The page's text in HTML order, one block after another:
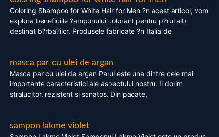
Coloring Shampoo for White Hair for Men ?n acest articol, vom
explora beneficiile ?amponului colorant pentru p?rul alb
destinat b?rba?ilor. Produsele fabricate ?n Italia de
masca par cu ulei de argan
Masca par cu ulei de argan Parul este una dintre cele mai
importante caracteristici ale aspectului nostru. Il dorim
stralucitor, rezistent si sanatos. Din pacate,
sampon lakme violet